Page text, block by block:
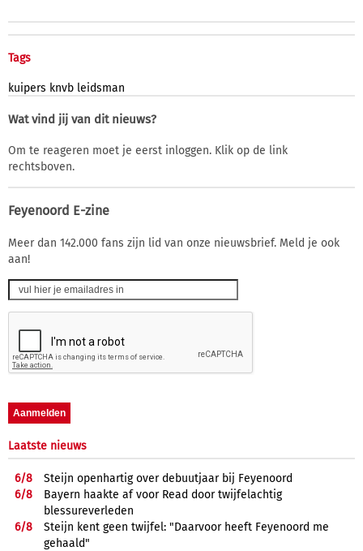
Tags
kuipers knvb leidsman
Wat vind jij van dit nieuws?
Om te reageren moet je eerst inloggen. Klik op de link
rechtsboven.
Feyenoord E-zine
Meer dan 142.000 fans zijn lid van onze nieuwsbrief. Meld je ook
aan!
Laatste nieuws
6/8
Steijn openhartig over debuutjaar bij Feyenoord
6/8
Bayern haakte af voor Read door twijfelachtig
blessureverleden
6/8
Steijn kent geen twijfel: "Daarvoor heeft Feyenoord me
gehaald"